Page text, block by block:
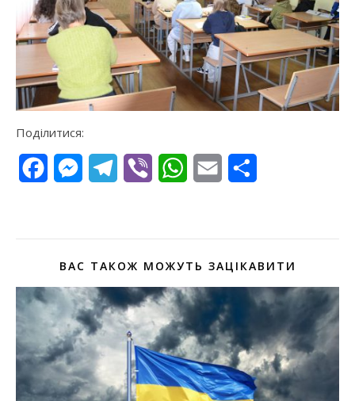
Поділитися:
FacebookMessengerTelegram
Viber WhatsApp
Email
ВАС ТАКОЖ МОЖУТЬ ЗАЦІКАВИТИ